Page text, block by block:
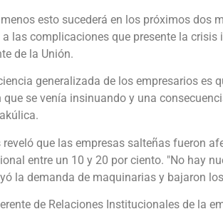
esto sucederá en los próximos dos
a las complicaciones que presente la
de la Unión.
generalizada de los empresarios es
que se venía insinuando y una
reveló que las empresas salteñas fueron
entre un 10 y 20 por ciento. "No hay
la demanda de maquinarias y bajaron
de Relaciones Institucionales de la